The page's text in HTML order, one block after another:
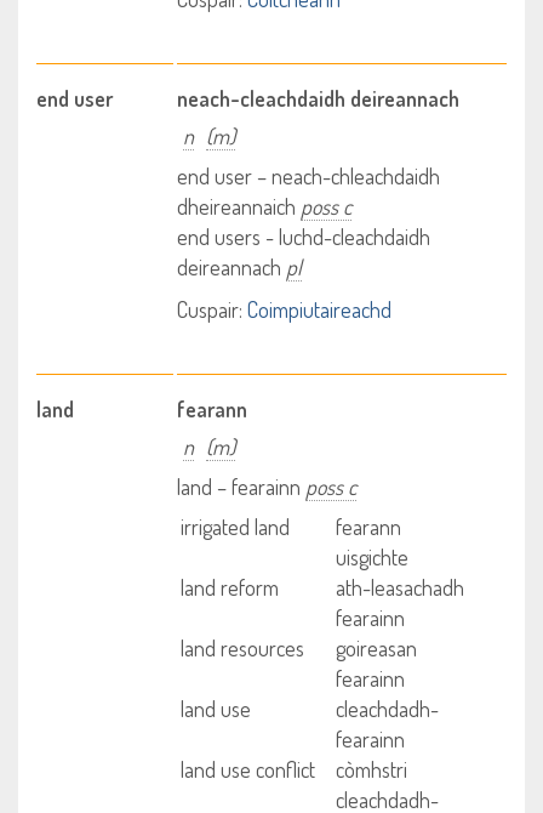
end user
neach-cleachdaidh deireannach
n (m)
end user – neach-chleachdaidh
dheireannaich poss c
end users - luchd-cleachdaidh
deireannach pl
Cuspair: Coimpiutaireachd
land
fearann
n (m)
land – fearainn poss c
irrigated land
fearann
uisgichte
land reform
ath-leasachadh
fearainn
land resources
goireasan
fearainn
land use
cleachdadh-
fearainn
land use conflict
còmhstri
cleachdadh-